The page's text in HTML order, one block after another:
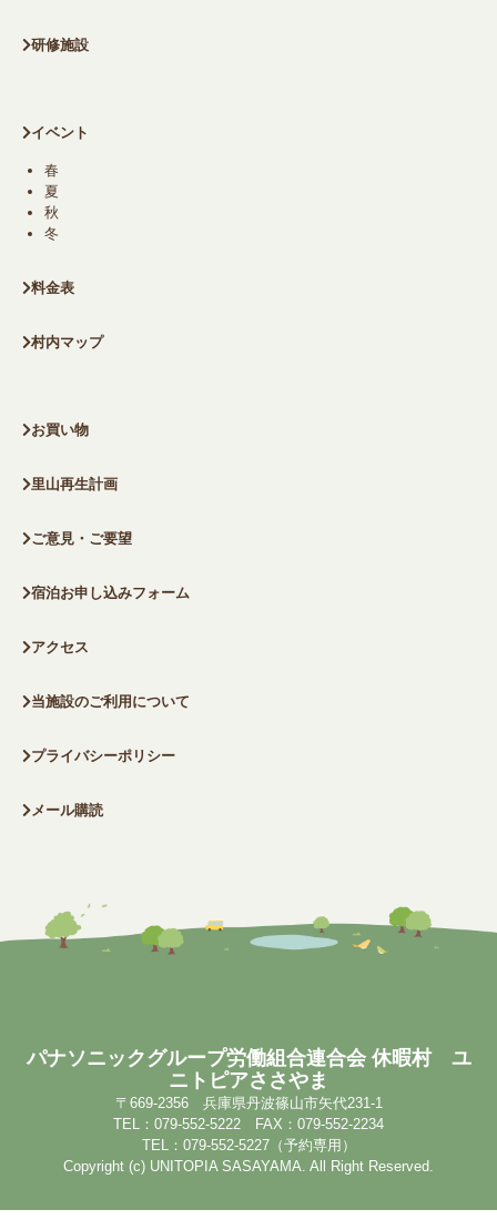
研修施設
イベント
春
夏
秋
冬
料金表
村内マップ
お買い物
里山再生計画
ご意見・ご要望
宿泊お申し込みフォーム
アクセス
当施設のご利用について
プライバシーポリシー
メール購読
パナソニックグループ労働組合連合会 休暇村 ユ
ニトピアささやま
〒669-2356 兵庫県丹波篠山市矢代231-1
TEL：079-552-5222 FAX：079-552-2234
TEL：079-552-5227（予約専用）
Copyright (c) UNITOPIA SASAYAMA. All Right Reserved.